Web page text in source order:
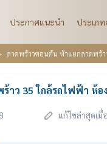
ประกาศแนะนำ ประเภ
ลาดพร้าวตอนต้น ห้าแยกลาดพร้
ว 35 ใกล้รถไฟฟ้า ห้อ
แก้ไขล่าสุดเ